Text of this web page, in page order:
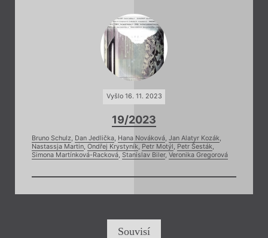
Vyšlo 16. 11. 2023
19/2023
Bruno Schulz, Dan Jedlička, Hana Nováková, Jan Alatyr Kozák,
Nastassja Martin, Ondřej Krystyník, Petr Motýl, Petr Šesták,
Simona Martínková-Racková, Stanislav Biler, Veronika Gregorová
Souvisí